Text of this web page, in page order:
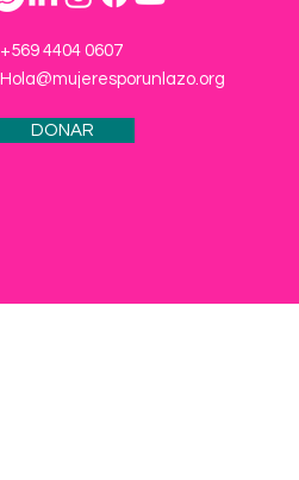
+569 4404 0607
Hola@mujeresporunlazo.org
DONAR